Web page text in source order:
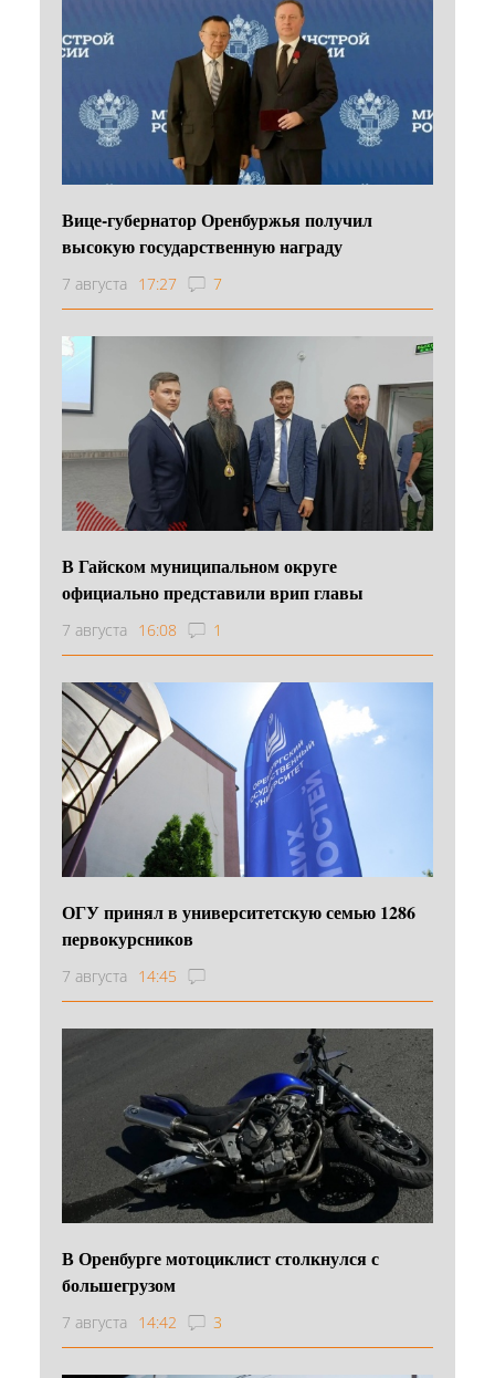
Вице-губернатор Оренбуржья получил
высокую государственную награду
7 августа 17:27 7
В Гайском муниципальном округе
официально представили врип главы
7 августа 16:08 1
ОГУ принял в университетскую семью 1286
первокурсников
7 августа 14:45
В Оренбурге мотоциклист столкнулся с
большегрузом
7 августа 14:42 3